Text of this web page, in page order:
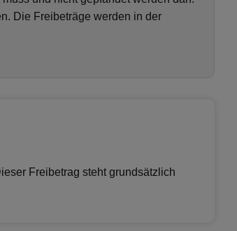
Die Freibeträge werden in der
Freibetrag steht grundsätzlich